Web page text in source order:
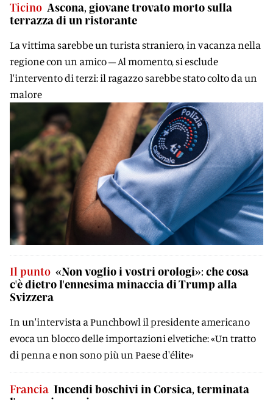
Ticino Ascona, giovane trovato morto sulla
terrazza di un ristorante
La vittima sarebbe un turista straniero, in vacanza nella
regione con un amico – Al momento, si esclude
l'intervento di terzi: il ragazzo sarebbe stato colto da un
malore
Il punto «Non voglio i vostri orologi»: che cosa
c'è dietro l'ennesima minaccia di Trump alla
Svizzera
In un'intervista a Punchbowl il presidente americano
evoca un blocco delle importazioni elvetiche: «Un tratto
di penna e non sono più un Paese d'élite»
Francia Incendi boschivi in Corsica, terminata